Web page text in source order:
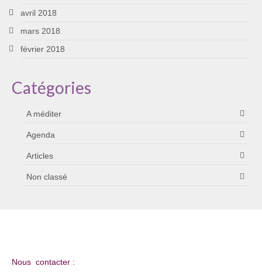
avril 2018
mars 2018
février 2018
Catégories
A méditer
Agenda
Articles
Non classé
Nous contacter :